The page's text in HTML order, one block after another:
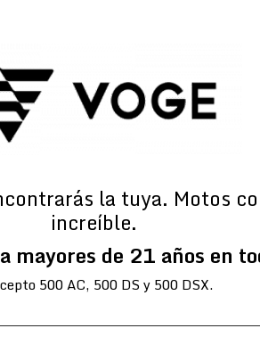
la tuya. Motos
increíble.
mayores de 21 años en
500 AC, 500 DS y 500 DSX.